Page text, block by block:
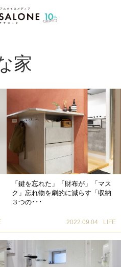
家
「鍵を忘れた」「財布が」「マス
ク」忘れ物を劇的に減らす「収納
３つの･･･
2022.09.04 LIFE